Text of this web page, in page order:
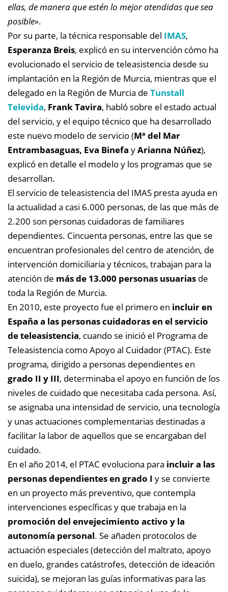
ellas, de manera que estén lo mejor atendidas que sea
posible».
Por su parte, la técnica responsable del IMAS,
Esperanza Breis, explicó en su intervención cómo ha
evolucionado el servicio de teleasistencia desde su
implantación en la Región de Murcia, mientras que el
delegado en la Región de Murcia de Tunstall
Televida, Frank Tavira, habló sobre el estado actual
del servicio, y el equipo técnico que ha desarrollado
este nuevo modelo de servicio (Mª del Mar
Entrambasaguas, Eva Binefa yArianna Núñez),
explicó en detalle el modelo y los programas que se
desarrollan.
El servicio de teleasistencia del IMAS presta ayuda en
la actualidad a casi 6.000 personas, de las que más de
2.200 son personas cuidadoras de familiares
dependientes. Cincuenta personas, entre las que se
encuentran profesionales del centro de atención, de
intervención domiciliaria y técnicos, trabajan para la
atención de más de 13.000 personas usuarias de
toda la Región de Murcia.
En 2010, este proyecto fue el primero en incluir en
España a las personas cuidadoras en el servicio
de teleasistencia, cuando se inició el Programa de
Teleasistencia como Apoyo al Cuidador (PTAC). Este
programa, dirigido a personas dependientes en
grado II y III, determinaba el apoyo en función de los
niveles de cuidado que necesitaba cada persona. Así,
se asignaba una intensidad de servicio, una tecnología
y unas actuaciones complementarias destinadas a
facilitar la labor de aquellos que se encargaban del
cuidado.
En el año 2014, el PTAC evoluciona para incluir a las
personas dependientes en grado I y se convierte
en un proyecto más preventivo, que contempla
intervenciones específicas y que trabaja en la
promoción del envejecimiento activo y la
autonomía personal. Se añaden protocolos de
actuación especiales (detección del maltrato, apoyo
en duelo, grandes catástrofes, detección de ideación
suicida), se mejoran las guías informativas para las